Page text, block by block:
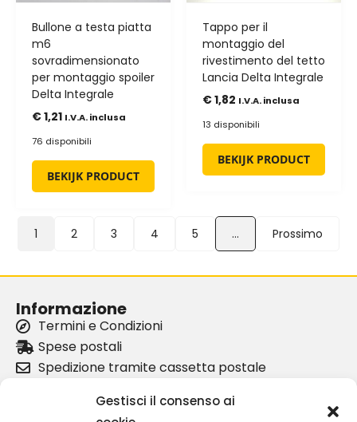
Gestisci il consenso ai
Bullone a testa piatta
m6
sovradimensionato
per montaggio spoiler
Delta Integrale
€1,21 I.V.A. inclusa
76 disponibili
BEKIJK PRODUCT
Tappo per il
montaggio del
rivestimento del tetto
Lancia Delta Integrale
€1,82 I.V.A. inclusa
13 disponibili
BEKIJK PRODUCT
1 2 3 4 5 … Prossimo
Informazione
Termini e Condizioni
Spese postali
Spedizione tramite cassetta postale
Chi siamo